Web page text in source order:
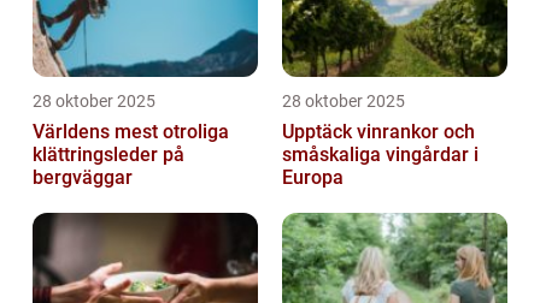
28 oktober 2025
Världens mest otroliga
klättringsleder på
bergväggar
28 oktober 2025
Upptäck vinrankor och
småskaliga vingårdar i
Europa